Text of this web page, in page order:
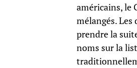
américains, le
mélangés.
prendre la
noms sur la